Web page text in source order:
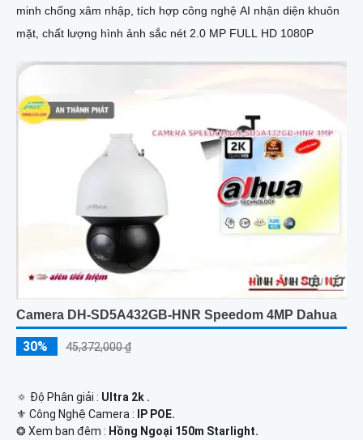
minh chống xâm nhập, tích hợp công nghệ AI nhận diện khuôn
mặt, chất lượng hình ảnh sắc nét 2.0 MP FULL HD 1080P
Camera DH-SD5A432GB-HNR Speedom 4MP Dahua
30% 45,372,000 ₫
🔅 Độ Phân giải : Ultra 2k .
⚜️ Công Nghệ Camera : IP POE.
❂ Xem ban đêm : Hồng Ngoại 150m Starlight.